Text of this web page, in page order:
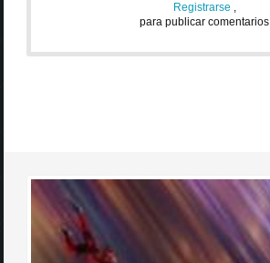
Registrarse ,
para publicar comentarios